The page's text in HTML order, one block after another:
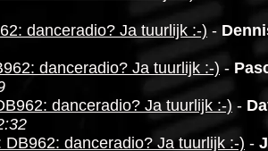
danceradio? Ja tuurlijk :-) -
danceradio? Ja tuurlijk :-) -
danceradio? Ja tuurlijk :-) -
DB962: danceradio? Ja tuurlijk :-) -